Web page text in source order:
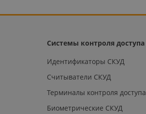
Системы контроля доступа
Идентификаторы СКУД
Считыватели СКУД
Терминалы контроля доступа
Биометрические СКУД